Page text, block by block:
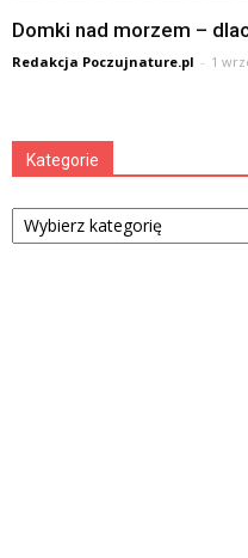
Domki nad morzem –
Redakcja Poczujnature.pl - 1
Kategorie
Kategorie